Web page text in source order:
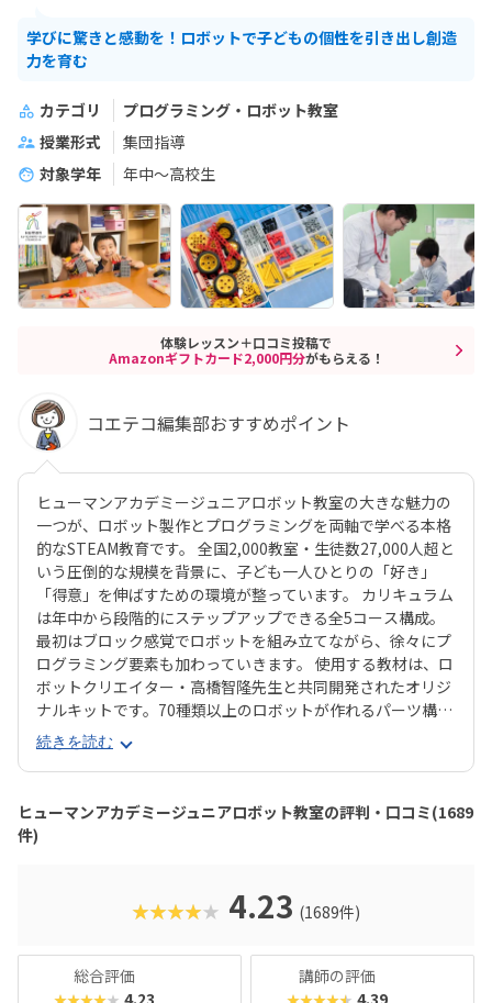
学びに驚きと感動を！ロボットで子どもの個性を引き出し創造
力を育む
カテゴリ
プログラミング・ロボット教室
授業形式
集団指導
対象学年
年中～高校生
体験レッスン＋口コミ投稿で
Amazonギフトカード2,000円分がもらえる！
コエテコ編集部おすすめポイント
ヒューマンアカデミージュニアロボット教室の大きな魅力の
一つが、ロボット製作とプログラミングを両軸で学べる本格
的なSTEAM教育です。 全国2,000教室・生徒数27,000人超と
いう圧倒的な規模を背景に、子ども一人ひとりの「好き」
「得意」を伸ばすための環境が整っています。 カリキュラム
は年中から段階的にステップアップできる全5コース構成。
最初はブロック感覚でロボットを組み立てながら、徐々にプ
ログラミング要素も加わっていきます。 使用する教材は、ロ
ボットクリエイター・高橋智隆先生と共同開発されたオリジ
ナルキットです。70種類以上のロボットが作れるパーツ構成
で、飽きずに続けやすい点も特徴です。 月2回の90分授業で
は、ロボットを完成させる「基本製作」と、オリジナル改造
に挑戦する「応用実践」を繰り返す設計。子どもたちは毎
回、新しい達成感と成長を実感できる仕組みになっていま
す。 自ら考え、試行錯誤しながらロボットを動かす経験は、
創造力や論理的思考力を育むだけでなく、学ぶ楽しさそのも
続きを読む
ヒューマンアカデミージュニアロボット教室の評判・口コミ(1689
件)
★★★★★ 4.23 (1689件)
総合評価
★★★★★ 4.23
講師の評価
★★★★★ 4.39